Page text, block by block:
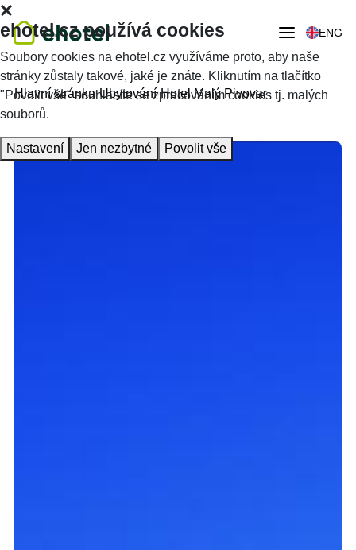
ENG
Hlavní stránka Ubytování Hotel Malý Pivovar
ehotel.cz používá cookies
Soubory cookies na ehotel.cz využíváme proto, aby naše
stránky zůstaly takové, jaké je znáte. Kliknutím na tlačítko
"Povolit vše" souhlasíte se zpracováním cookies tj. malých
souborů.
Nastavení Jen nezbytné Povolit vše